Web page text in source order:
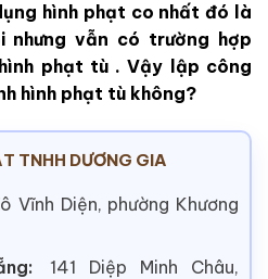
hình phạt co nhất đó là
nhưng vẫn có trường hợp
phạt tù . Vậy lập công
hình phạt tù không?
TNHH DƯƠNG GIA
Vĩnh Diện, phường Khương
141 Diệp Minh Châu,